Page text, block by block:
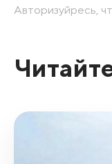
Авторизуйресь,